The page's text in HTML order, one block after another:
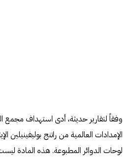
الإمدادات العالمية من راتنج
لوحات الدوائر المطبوعة. هذه المادة